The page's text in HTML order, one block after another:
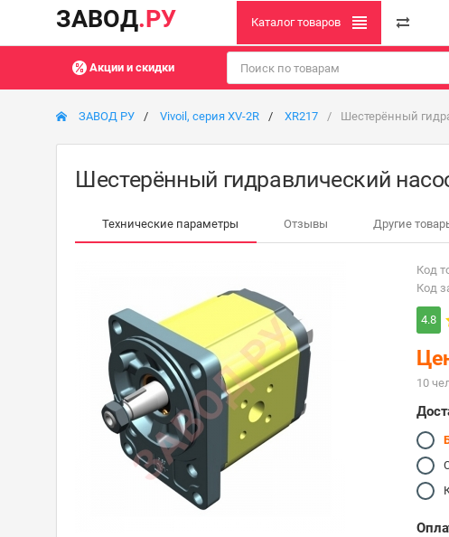
ЗАВОД.РУ Каталог товаров
Акции и скидки
ЗАВОД РУ Vivoil, серия XV-2R XR217 Шестерённый
Шестерённый гидравлический
Технические параметры Отзывы Другие
Код
Код
4.8
10